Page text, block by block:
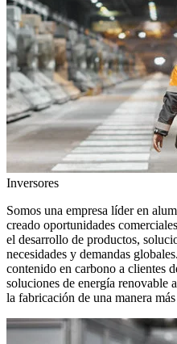
Inversores
Somos una empresa líder en
creado oportunidades
el desarrollo de productos,
necesidades y demandas
contenido en carbono a clientes
soluciones de energía renovable
la fabricación de una manera